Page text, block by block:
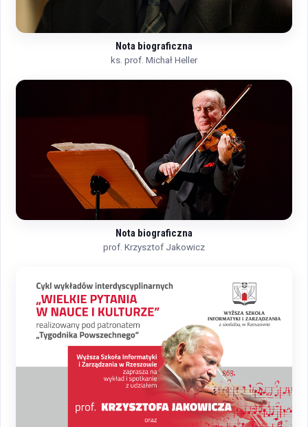
Nota biograficzna
ks. prof. Michał Heller
Nota biograficzna
prof. Krzysztof Jakowicz